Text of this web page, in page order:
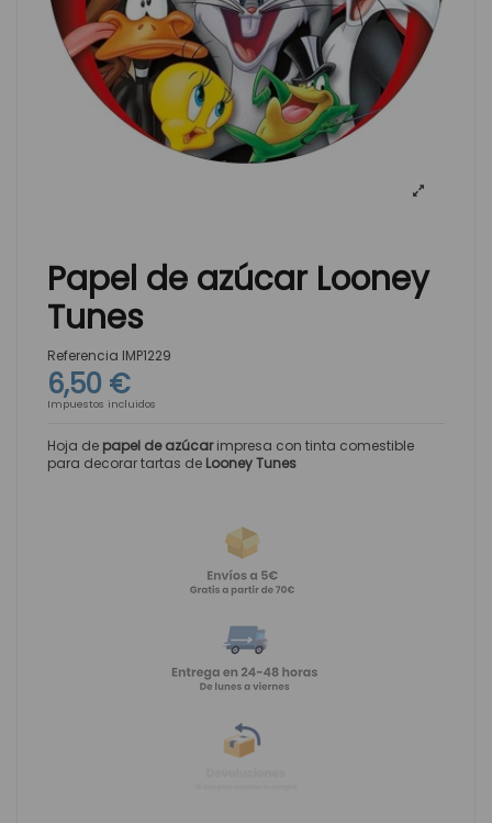
Papel de azúcar Looney
Tunes
Referencia IMP1229
6,50 €
Impuestos incluidos
Hoja de papel de azúcarimpresa con tinta comestible
para decorar tartas de Looney Tunes